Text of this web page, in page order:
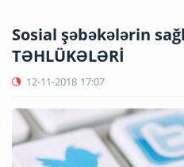
Sosial şəbəkələrin
TƏHLÜKƏLƏRİ
12-11-2018 17:07